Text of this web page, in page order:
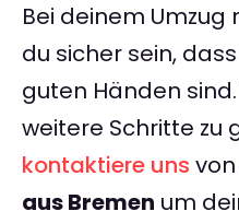
Bei deinem
du sicher sein,
guten Händen
weitere Schritte zu
kontaktiere uns von
aus Bremen um